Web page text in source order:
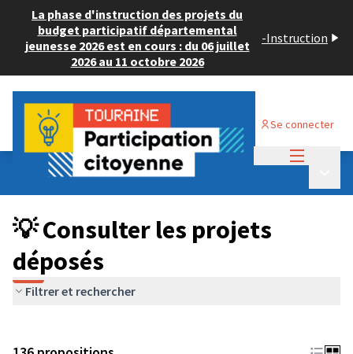
La phase d'instruction des projets du
budget participatif départemental
jeunesse 2026 est en cours : du 06 juillet
2026 au 11 octobre 2026
-Instruction
Se connecter
Budget Participatif JEUNESSE 2024
💡 Consulter les projets déposés
💡 Consulter les projets
déposés
Filtrer et rechercher